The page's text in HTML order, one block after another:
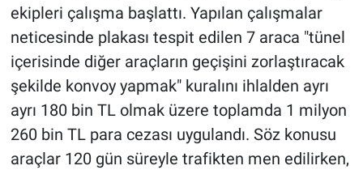
ekipleri çalışma başlattı. Yapılan çalışmalar
neticesinde plakası tespit edilen 7 araca "tünel
içerisinde diğer araçların geçişini zorlaştıracak
şekilde konvoy yapmak" kuralını ihlalden ayrı
ayrı 180 bin TL olmak üzere toplamda 1 milyon
260 bin TL para cezası uygulandı. Söz konusu
araçlar 120 gün süreyle trafikten men edilirken,